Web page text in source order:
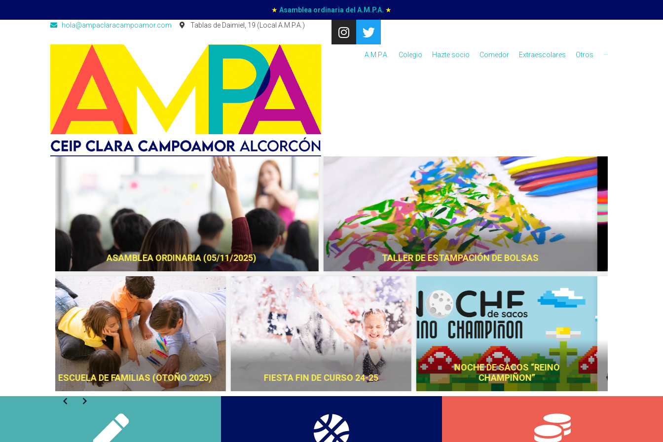
★ Asamblea ordinaria del A.M.P.A. ★
hola@ampaclaracampoamor.com
Tablas de Daimiel, 19 (Local A.M.P.A.)
A.M.P.A. Colegio Hazte socio Comedor Extraescolares Otros ···
FIESTA FLUOR UN RINCÓN PARA LAS FAMILIAS
ESCUELA DE FAMILIAS (OTOÑO 2024) ¡FELIZ VUELTA AL COLE! ¡FELICES VACACIONES!